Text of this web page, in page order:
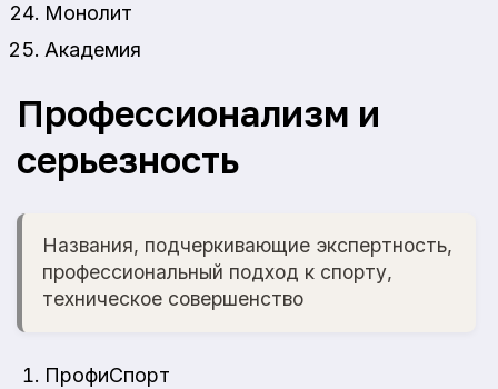
Монолит
Академия
Профессионализм и
серьезность
Названия, подчеркивающие экспертность,
профессиональный подход к спорту,
техническое совершенство
ПрофиСпорт